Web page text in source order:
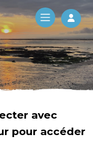
Log
avec
pour accéder